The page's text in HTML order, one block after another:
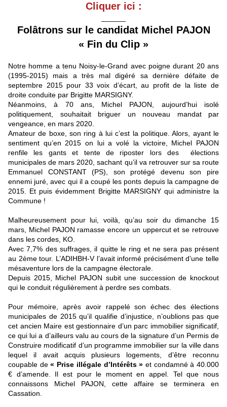
Cliquer ici :
Folâtrons sur le candidat Michel PAJON
« Fin du Clip »
Notre homme a tenu Noisy-le-Grand avec poigne durant 20 ans
(1995-2015) mais a très mal digéré sa dernière défaite de
septembre 2015 pour 33 voix d’écart, au profit de la liste de
droite conduite par Brigitte MARSIGNY.
Néanmoins, à 70 ans, Michel PAJON, aujourd’hui isolé
politiquement, souhaitait briguer un nouveau mandat par
vengeance, en mars 2020.
Amateur de boxe, son ring à lui c’est la politique. Alors, ayant le
sentiment qu’en 2015 on lui a volé la victoire, Michel PAJON
renfile les gants et tente de riposter lors des élections
municipales de mars 2020, sachant qu’il va retrouver sur sa route
Emmanuel CONSTANT (PS), son protégé devenu son pire
ennemi juré, avec qui il a coupé les ponts depuis la campagne de
2015. Et puis évidemment Brigitte MARSIGNY qui administre la
Commune !
Malheureusement pour lui, voilà, qu’au soir du dimanche 15
mars, Michel PAJON ramasse encore un uppercut et se retrouve
dans les cordes, KO.
Avec 7,7% des suffrages, il quitte le ring et ne sera pas présent
au 2ème tour. L’ADIHBH-V l’avait informé précisément d’une telle
mésaventure lors de la campagne électorale.
Depuis 2015, Michel PAJON subit une succession de knockout
qui le conduit régulièrement à perdre ses combats.
Pour mémoire, après avoir rappelé son échec des élections
municipales de 2015 qu’il qualifie d’injustice, n’oublions pas que
cet ancien Maire est gestionnaire d’un parc immobilier significatif,
ce qui lui a d’ailleurs valu au cours de la signature d’un Permis de
Construire modificatif d’un programme immobilier sur la ville dans
lequel il avait acquis plusieurs logements, d’être reconnu
coupable de« Prise illégale d’Intérêts » et condamné à 40.000
€ d’amende. Il est pour le moment en appel. Tel que nous
connaissons Michel PAJON, cette affaire se terminera en
Cassation.